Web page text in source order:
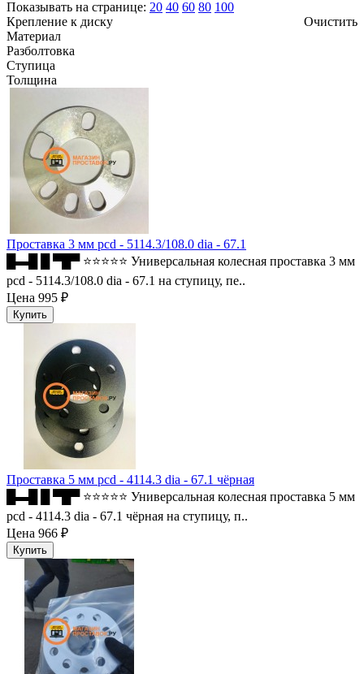
Показывать на странице: 20 40 60 80 100
Очистить
Крепление к диску
Материал
Разболтовка
Ступица
Толщина
Проставка 3 мм pcd - 5114.3/108.0 dia - 67.1
█▬█ █ ▀█▀ ⭐⭐⭐⭐⭐ Универсальная колесная проставка 3 мм
pcd - 5114.3/108.0 dia - 67.1 на ступицу, пе..
Цена 995 ₽
Проставка 5 мм pcd - 4114.3 dia - 67.1 чёрная
█▬█ █ ▀█▀ ⭐⭐⭐⭐⭐ Универсальная колесная проставка 5 мм
pcd - 4114.3 dia - 67.1 чёрная на ступицу, п..
Цена 966 ₽